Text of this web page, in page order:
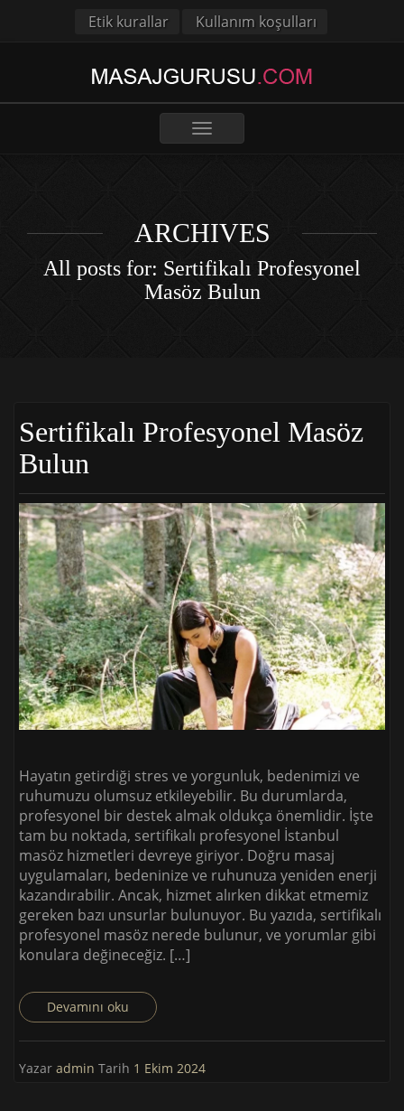
Etik kurallar Kullanım koşulları
Toggle
ARCHIVES
All posts for: Sertifikalı Profesyonel
Masöz Bulun
Sertifikalı Profesyonel Masöz
Bulun
Hayatın getirdiği stres ve yorgunluk, bedenimizi ve
ruhumuzu olumsuz etkileyebilir. Bu durumlarda,
profesyonel bir destek almak oldukça önemlidir. İşte
tam bu noktada, sertifikalı profesyonel İstanbul
masöz hizmetleri devreye giriyor. Doğru masaj
uygulamaları, bedeninize ve ruhunuza yeniden enerji
kazandırabilir. Ancak, hizmet alırken dikkat etmemiz
gereken bazı unsurlar bulunuyor. Bu yazıda, sertifikalı
profesyonel masöz nerede bulunur, ve yorumlar gibi
konulara değineceğiz. […]
Devamını oku
Yazar admin Tarih 1 Ekim 2024